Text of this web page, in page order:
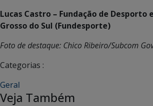
Lucas Castro – Fundação de Desporto
Grosso do Sul (Fundesporte)
Foto de destaque: Chico Ribeiro/Subcom
Categorias :
Geral
Veja Também